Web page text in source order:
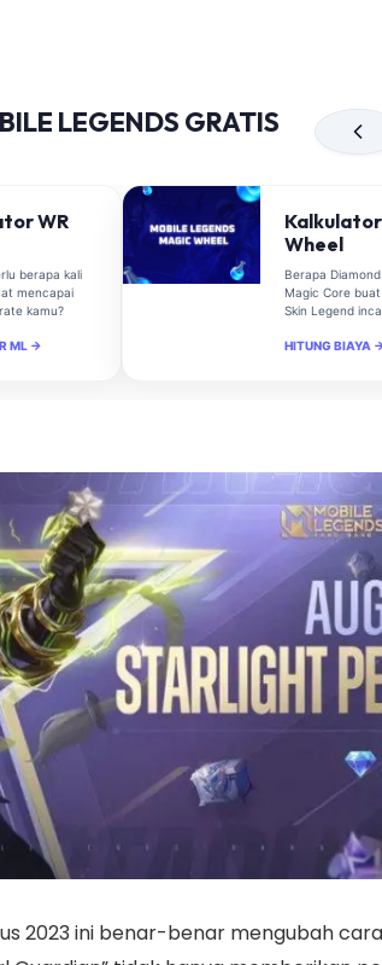
LEGENDS GRATIS
WR
berapa kali
mencapai
kamu?
ML →
Wheel
Berapa
Magic Core
Skin Legend
HITUNG BIAYA
2023 ini benar-benar mengubah